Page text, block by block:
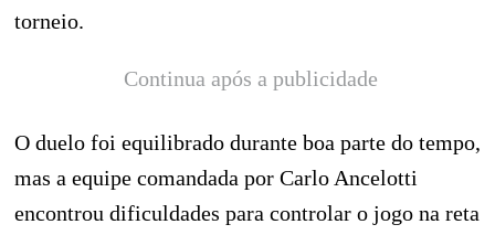
torneio.
Continua após a publicidade
O duelo foi equilibrado durante boa parte do tempo,
mas a equipe comandada por Carlo Ancelotti
encontrou dificuldades para controlar o jogo na reta